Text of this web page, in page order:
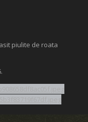
piulite de roata